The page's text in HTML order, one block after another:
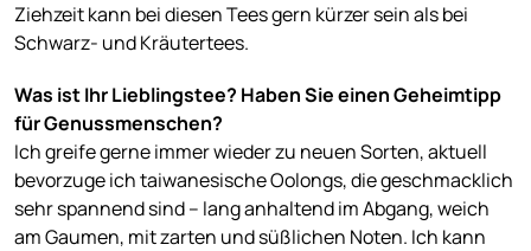
Ziehzeit kann bei diesen Tees gern kürzer sein als bei
Schwarz- und Kräutertees.
Was ist Ihr Lieblingstee? Haben Sie einen Geheimtipp
für Genussmenschen?
Ich greife gerne immer wieder zu neuen Sorten, aktuell
bevorzuge ich taiwanesische Oolongs, die geschmacklich
sehr spannend sind – lang anhaltend im Abgang, weich
am Gaumen, mit zarten und süßlichen Noten. Ich kann